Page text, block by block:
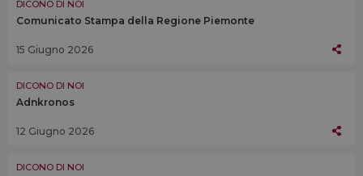
DICONO DI NOI
Comunicato Stampa della Regione Piemonte
15 Giugno 2026
DICONO DI NOI
Adnkronos
12 Giugno 2026
DICONO DI NOI